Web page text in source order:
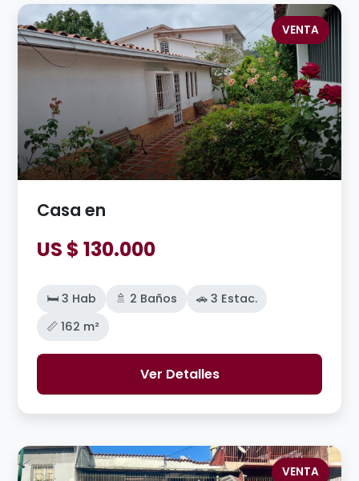
VENTA
Casa en
US $ 130.000
🛏️ 3 Hab 🚿 2 Baños
🚗 3 Estac.
📏 162 m²
Ver Detalles
VENTA